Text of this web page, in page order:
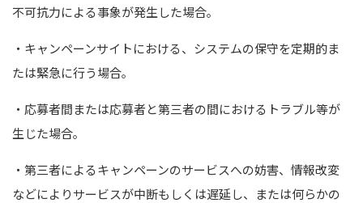
不可抗力による事象が発生した場合｡
・キャンペーンサイトにおける、システムの保守を定期的ま
たは緊急に行う場合｡
・応募者間または応募者と第三者の間におけるトラブル等が
生じた場合｡
・第三者によるキャンペーンのサービスへの妨害、情報改変
などによりサービスが中断もしくは遅延し、または何らかの